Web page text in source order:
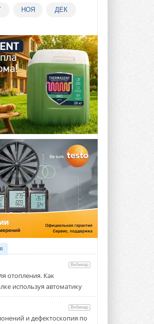
НОЯ ДЕК
Вебинар
отопления. Как
используя автоматику
Вебинар
и дефектоскопия по